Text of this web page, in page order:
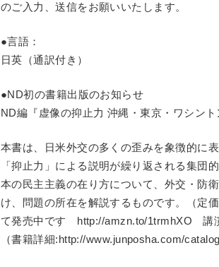
のご入力、送信をお願いいたします。
●言語：
日英（通訳付き）
●ND初の書籍出版のお知らせ
ND編『虚像の抑止力 沖縄・東京・ワシン
本書は、日米外交の多くの歪みを象徴的に
「抑止力」による説明が繰り返される集団
本の民主主義の在り方について、外交・防
け、問題の所在を解説するものです。（定
て発売中です http://amzn.to/1trmhXO 講
（書籍詳細:http://www.junposha.com/